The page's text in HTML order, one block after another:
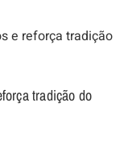
tradição do